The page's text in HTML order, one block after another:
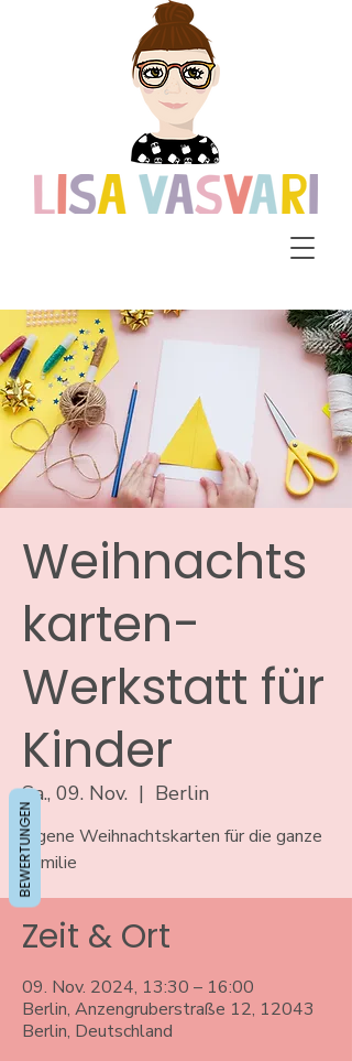
Weihnachts
karten-
Werkstatt für
Kinder
Sa., 09. Nov.
  |
Berlin
Eigene Weihnachtskarten für die ganze
Familie
Zeit & Ort
09. Nov. 2024, 13:30 – 16:00
Berlin, Anzengruberstraße 12, 12043
Berlin, Deutschland
BEWERTUNGEN